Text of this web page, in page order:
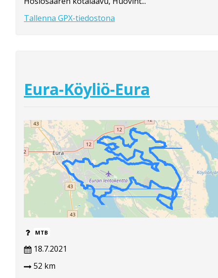
Tallenna GPX-tiedostona
Eura-Köyliö-Eura
MTB
18.7.2021
52 km